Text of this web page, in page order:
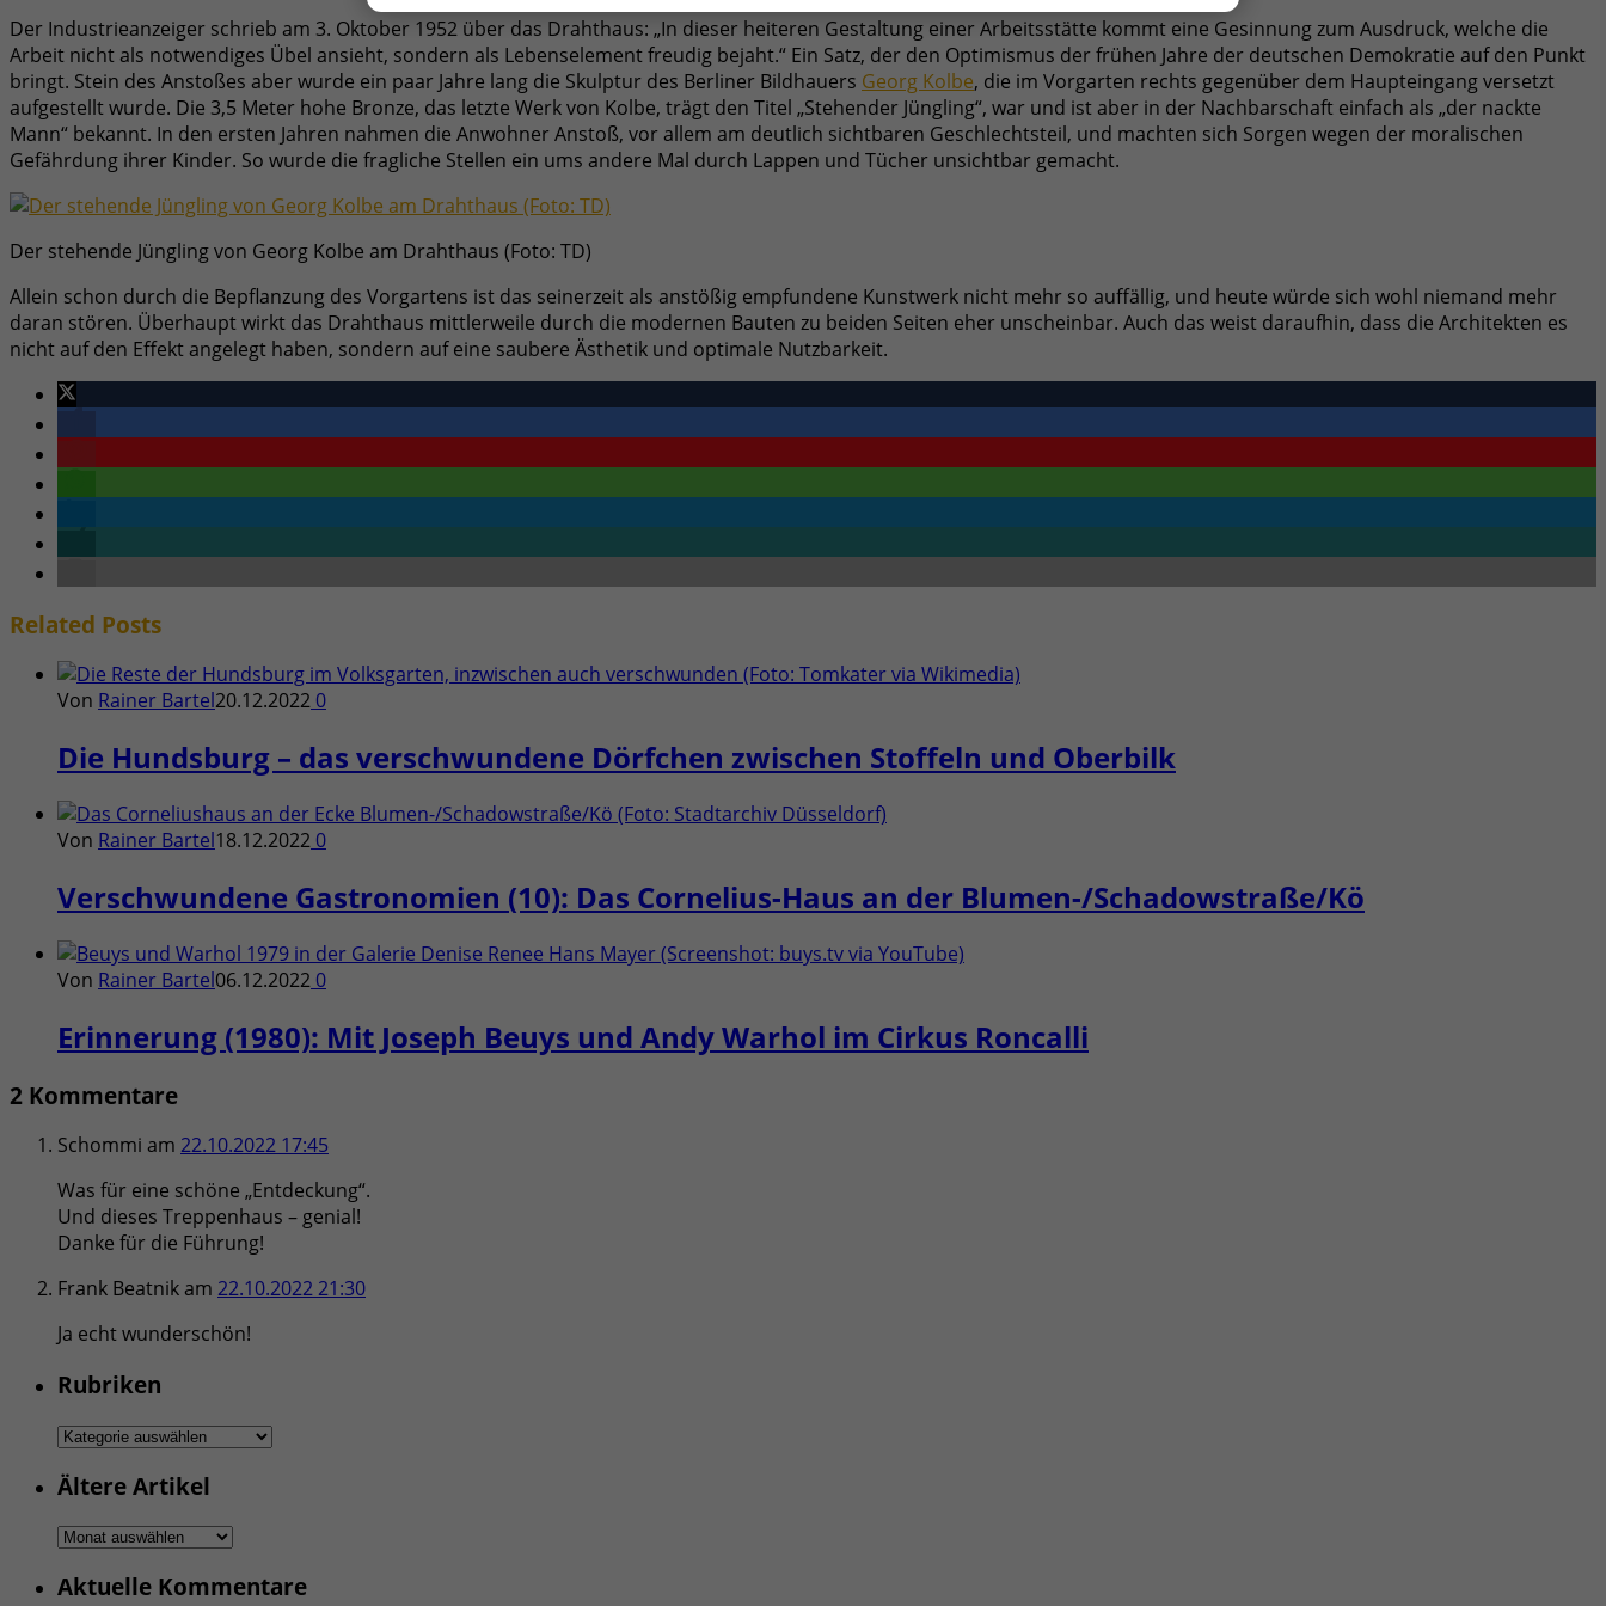
Der Industrieanzeiger schrieb am 3. Oktober 1952 über das Drahthaus: „In dieser heiteren Gestaltung einer Arbeitsstätte kommt eine Gesinnung zum Ausdruck, welche die
Arbeit nicht als notwendiges Übel ansieht, sondern als Lebenselement freudig bejaht.“ Ein Satz, der den Optimismus der frühen Jahre der deutschen Demokratie auf den Punkt
bringt. Stein des Anstoßes aber wurde ein paar Jahre lang die Skulptur des Berliner Bildhauers Georg Kolbe, die im Vorgarten rechts gegenüber dem Haupteingang versetzt
aufgestellt wurde. Die 3,5 Meter hohe Bronze, das letzte Werk von Kolbe, trägt den Titel „Stehender Jüngling“, war und ist aber in der Nachbarschaft einfach als „der nackte
Mann“ bekannt. In den ersten Jahren nahmen die Anwohner Anstoß, vor allem am deutlich sichtbaren Geschlechtsteil, und machten sich Sorgen wegen der moralischen
Gefährdung ihrer Kinder. So wurde die fragliche Stellen ein ums andere Mal durch Lappen und Tücher unsichtbar gemacht.
Der stehende Jüngling von Georg Kolbe am Drahthaus (Foto: TD)
Allein schon durch die Bepflanzung des Vorgartens ist das seinerzeit als anstößig empfundene Kunstwerk nicht mehr so auffällig, und heute würde sich wohl niemand mehr
daran stören. Überhaupt wirkt das Drahthaus mittlerweile durch die modernen Bauten zu beiden Seiten eher unscheinbar. Auch das weist daraufhin, dass die Architekten es
nicht auf den Effekt angelegt haben, sondern auf eine saubere Ästhetik und optimale Nutzbarkeit.
Related Posts
Von Rainer Bartel20.12.2022 0
Die Hundsburg – das verschwundene Dörfchen zwischen Stoffeln und Oberbilk
Von Rainer Bartel18.12.2022 0
Verschwundene Gastronomien (10): Das Cornelius-Haus an der Blumen-/Schadowstraße/Kö
Von Rainer Bartel06.12.2022 0
Erinnerung (1980): Mit Joseph Beuys und Andy Warhol im Cirkus Roncalli
2 Kommentare
Schommi am 22.10.2022 17:45
Was für eine schöne „Entdeckung“.
Und dieses Treppenhaus – genial!
Danke für die Führung!
Frank Beatnikam 22.10.2022 21:30
Ja echt wunderschön!
Rubriken
Rubriken
Ältere Artikel
Ältere
Aktuelle Kommentare